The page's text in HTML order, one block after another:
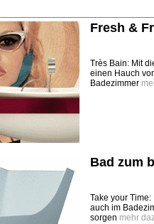
Fresh &
Très Bain: Mit
einen Hauch
Badezimmer
Bad zum
Take your
auch im
sorgen mehr